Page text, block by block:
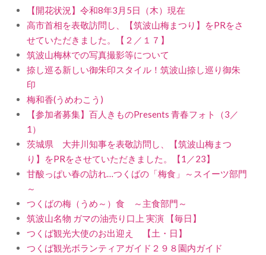
【開花状況】令和8年3月5日（木）現在
高市首相を表敬訪問し、【筑波山梅まつり】をPRをさ
せていただきました。【２／１７】
筑波山梅林での写真撮影等について
捺し巡る新しい御朱印スタイル！筑波山捺し巡り御朱
印
梅和香(うめわこう)
【参加者募集】百人きものPresents 青春フォト（3／
1）
茨城県 大井川知事を表敬訪問し、【筑波山梅まつ
り】をPRをさせていただきました。【1／23】
甘酸っぱい春の訪れ…つくばの「梅食」～スイーツ部門
～
つくばの梅（うめ～）食 ～主食部門～
筑波山名物 ガマの油売り口上 実演 【毎日】
つくば観光大使のお出迎え 【土・日】
つくば観光ボランティアガイド２９８園内ガイド